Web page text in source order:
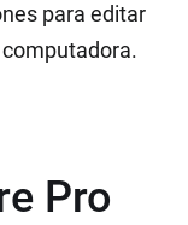
para editar
Pro